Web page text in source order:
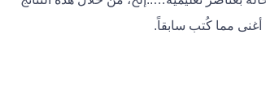
مما كُتب سابقاً.